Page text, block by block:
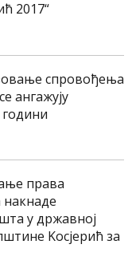
2017“
спровођења
ангажују
години
права
у државној
Kосјерић за